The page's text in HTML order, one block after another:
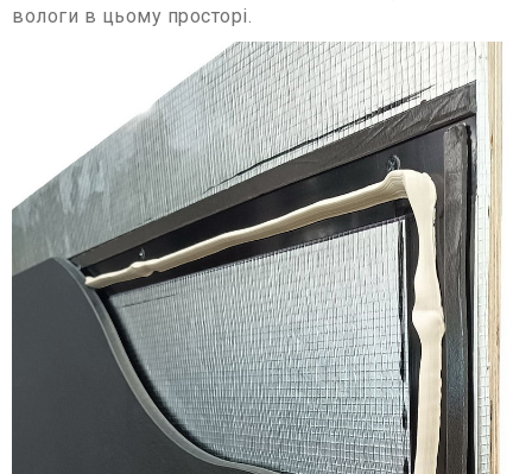
вологи в цьому просторі.